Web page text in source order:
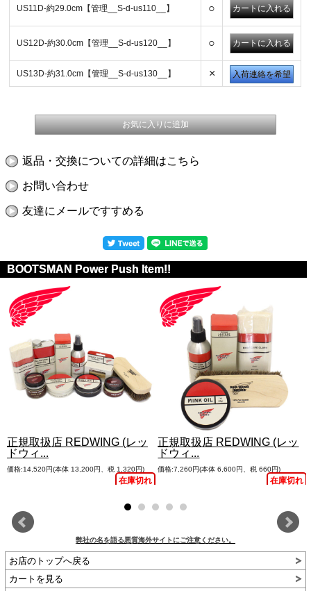
US11D-約29.0cm【管理__S-d-us110__】 ○
US12D-約30.0cm【管理__S-d-us120__】 ○
US13D-約31.0cm【管理__S-d-us130__】 × 入荷連絡を希望
返品・交換についての詳細はこちら
お問い合わせ
友達にメールですすめる
BOOTSMAN Power Push Item!!
正規取扱店 REDWING (レッ
ドウィ...
価格:14,520円(本体 13,200円、税 1,320円)
在庫切れ
正規取扱店 REDWING (レッ
ドウィ...
価格:7,260円(本体 6,600円、税 660円)
在庫切れ
弊社の名を語る悪質海外サイトにご注意ください。
お店のトップへ戻る
カートを見る